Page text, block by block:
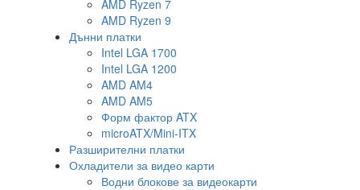
AMD Ryzen 7
AMD Ryzen 9
Дънни платки
Intel LGA 1700
Intel LGA 1200
AMD AM4
AMD AM5
Форм фактор ATX
microATX/Mini-ITX
Разширителни платки
Охладители за видео карти
Водни блокове за видеокарти